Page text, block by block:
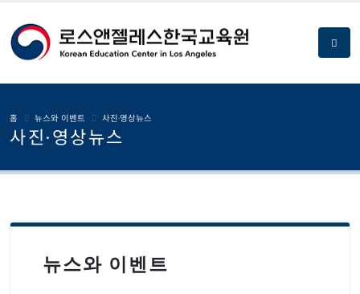
사진·영상뉴스
홈 뉴스와 이벤트 사진·영상뉴스
뉴스와 이벤트